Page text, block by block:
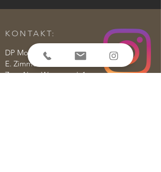
KONTAKT:
DP Motorsport
E. Zimmermann GmbH
Zum Alten Wasserwerk 1